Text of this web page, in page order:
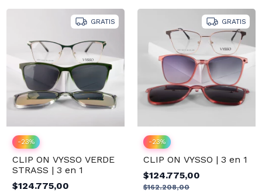
GRATIS
-23%
CLIP ON VYSSO VERDE
STRASS | 3 en 1
$124.775,00
GRATIS
-23%
CLIP ON VYSSO | 3 en 1
$124.775,00
$162.208,00